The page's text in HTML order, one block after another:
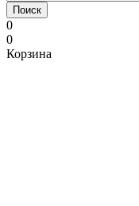
Поиск
0
0
Корзина